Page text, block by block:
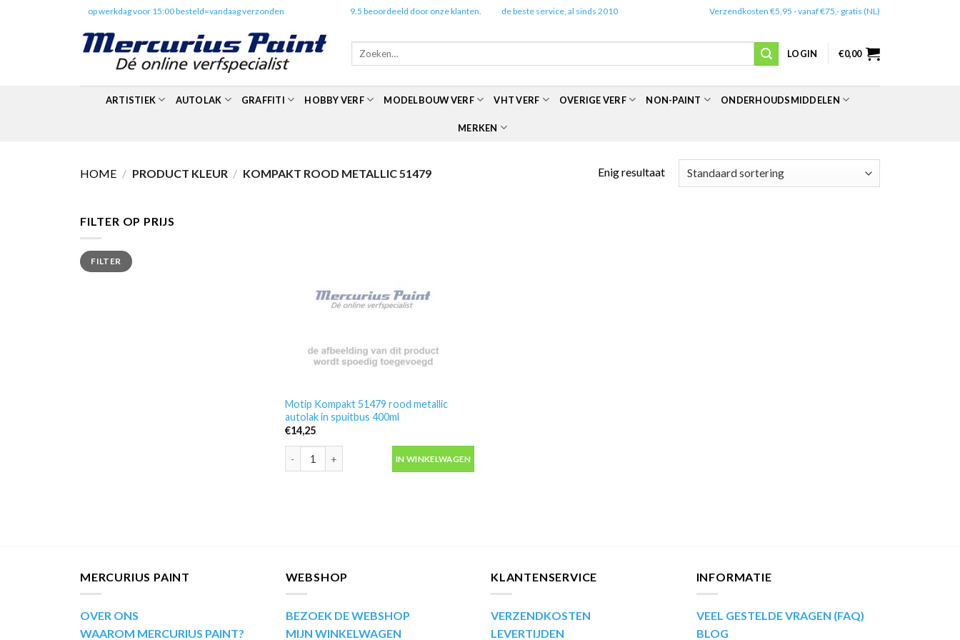
op werkdag voor 15:00 besteld=vandaag verzonden 9.5 beoordeeld door onze klanten. de beste service, al sinds 2010 Verzendkosten €5,95 - vanaf €75,- gratis (NL)
Zoeken
LOGIN €0,00
ARTISTIEK AUTOLAK GRAFFITI HOBBY VERF MODELBOUW VERF VHT VERF OVERIGE VERF NON-PAINT ONDERHOUDSMIDDELEN
MERKEN
HOME / PRODUCT KLEUR / KOMPAKT ROOD METALLIC 51479 Enig resultaat
FILTER OP PRIJS
Min.
prijs
Max.
prijsFILTER
Motip Kompakt 51479 rood metallic
autolak in spuitbus 400ml
€14,25
Motip Kompakt 51479 rood metallic autolak in spuitbus 400ml aantal
IN WINKELWAGEN
MERCURIUS PAINT
OVER ONS
WAAROM MERCURIUS PAINT?
WEBSHOP
BEZOEK DE WEBSHOP
MIJN WINKELWAGEN
KLANTENSERVICE
VERZENDKOSTEN
LEVERTIJDEN
INFORMATIE
VEEL GESTELDE VRAGEN (FAQ)
BLOG